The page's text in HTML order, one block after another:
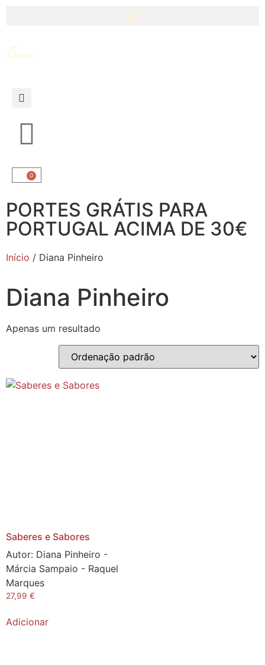
0
PORTES GRÁTIS PARA
PORTUGAL ACIMA DE 30€
Início / Diana Pinheiro
Diana Pinheiro
Apenas um resultado
Saberes e Sabores
Autor: Diana Pinheiro -
Márcia Sampaio - Raquel
Marques
27,99 €
Adicionar